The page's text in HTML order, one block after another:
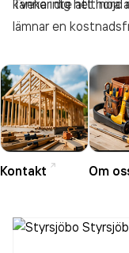
känner dig helt nöjd
Tveka inte att höra
lämnar en
Kontakt Om